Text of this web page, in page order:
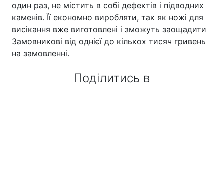
один раз, не містить в собі дефектів і підводних
каменів. Її економно виробляти, так як ножі для
висікання вже виготовлені і зможуть заощадити
Замовникові від однієї до кількох тисяч гривень
на замовленні.
Поділитись в